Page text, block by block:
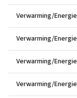
Verwarming/Energie
Verwarming/Energie
Verwarming/Energie
Verwarming/Energie